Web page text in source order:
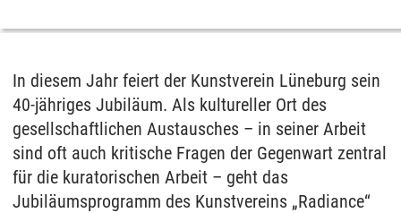
In diesem Jahr feiert der Kunstverein Lüneburg sein
40-jähriges Jubiläum. Als kultureller Ort des
gesellschaftlichen Austausches – in seiner Arbeit
sind oft auch kritische Fragen der Gegenwart zentral
für die kuratorischen Arbeit – geht das
Jubiläumsprogramm des Kunstvereins „Radiance“